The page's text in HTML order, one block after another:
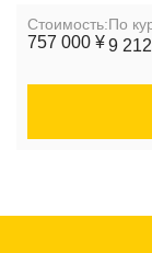
Cтоимость:
757 000 ¥
По
9